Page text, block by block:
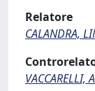
Relatore
CALANDRA,
VACCARELLI,